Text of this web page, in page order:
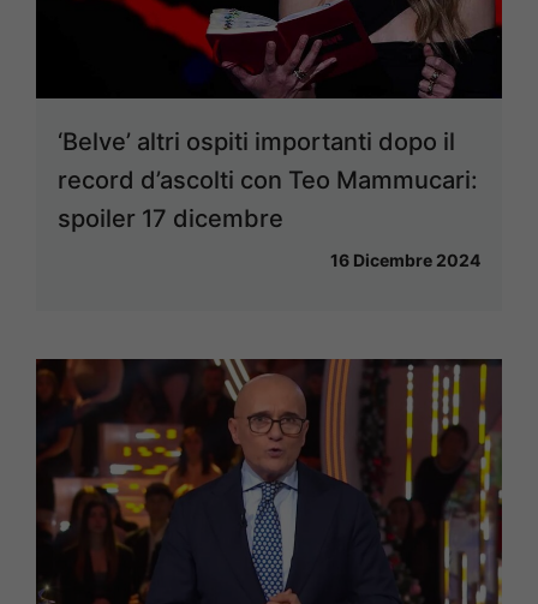
‘Belve’ altri ospiti importanti dopo il
record d’ascolti con Teo Mammucari:
spoiler 17 dicembre
16 Dicembre 2024